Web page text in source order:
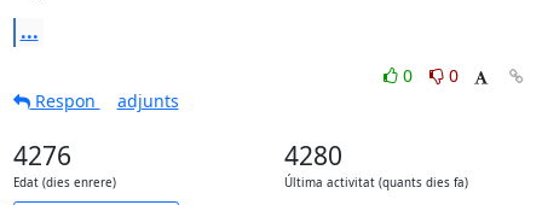
...
0
0
Respon
adjunts
4276
Edat (dies enrere)
4280
Última activitat (quants dies fa)